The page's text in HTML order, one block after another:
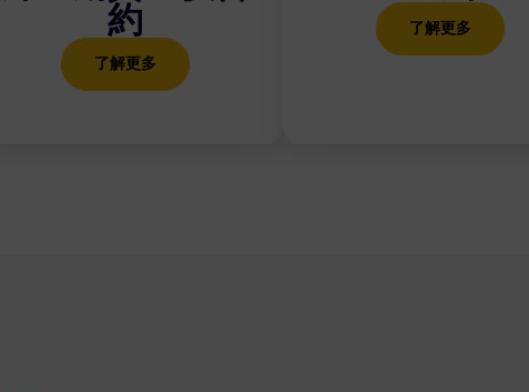
約
了解更多
了解更多